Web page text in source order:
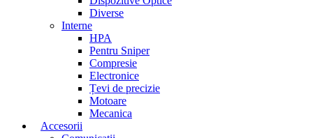
Diverse
Interne
HPA
Pentru Sniper
Compresie
Electronice
Țevi de precizie
Motoare
Mecanica
Accesorii